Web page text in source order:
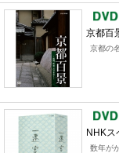
京都百
京都の
NHKス
数年が